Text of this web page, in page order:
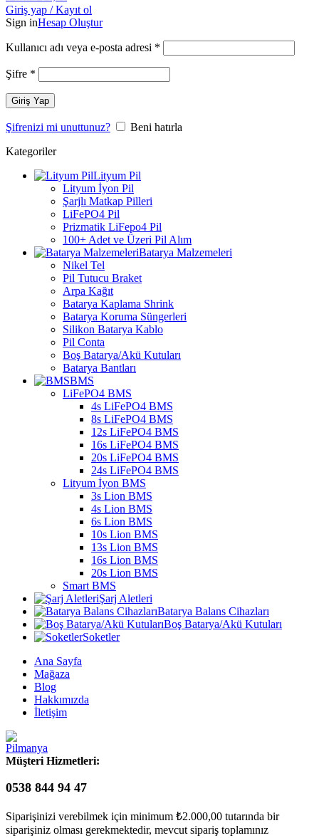
Giriş yap / Kayıt ol
Sign inHesap Oluştur
Kullanıcı adı veya e-posta adresi *
Şifre *
Giriş Yap
Şifrenizi mi unuttunuz?
Beni hatırla
Kategoriler
Lityum Pil
Lityum İyon Pil
Şarjlı Matkap Pilleri
LiFePO4 Pil
Prizmatik LiFepo4 Pil
100+ Adet ve Üzeri Pil Alım
Batarya Malzemeleri
Nikel Tel
Pil Tutucu Braket
Arpa Kağıt
Batarya Kaplama Shrink
Batarya Koruma Süngerleri
Silikon Batarya Kablo
Pil Conta
Boş Batarya/Akü Kutuları
Batarya Bantları
BMS
LiFePO4 BMS
4s LiFePO4 BMS
8s LiFePO4 BMS
12s LiFePO4 BMS
16s LiFePO4 BMS
20s LiFePO4 BMS
24s LiFePO4 BMS
Lityum İyon BMS
3s Lion BMS
4s Lion BMS
6s Lion BMS
10s Lion BMS
13s Lion BMS
16s Lion BMS
20s Lion BMS
Smart BMS
Şarj Aletleri
Batarya Balans Cihazları
Boş Batarya/Akü Kutuları
Soketler
Ana Sayfa
Mağaza
Blog
Hakkımızda
İletişim
Müşteri Hizmetleri:
0538 844 94 47
Siparişinizi verebilmek için minimum ₺2.000,00 tutarında bir
siparişiniz olması gerekmektedir, mevcut sipariş toplamınız